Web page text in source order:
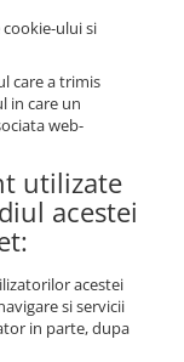
ului si
care a trimis
in care un
web-
utilizate
acestei
acestei
si servicii
in parte, dupa